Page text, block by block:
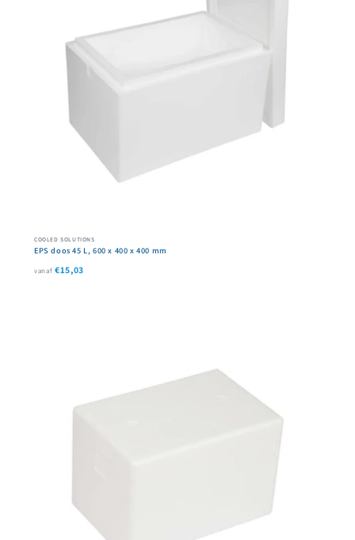
COOLED SOLUTIONS
EPS doos 45 L, 600 x 400 x 400 mm
vanaf €15,03